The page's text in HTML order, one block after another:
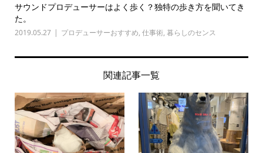
サウンドプロデューサーはよく歩く？独特の歩き方を聞いてき
た。
2019.05.27 プロデューサーおすすめ, 仕事術, 暮らしのセンス
関連記事一覧